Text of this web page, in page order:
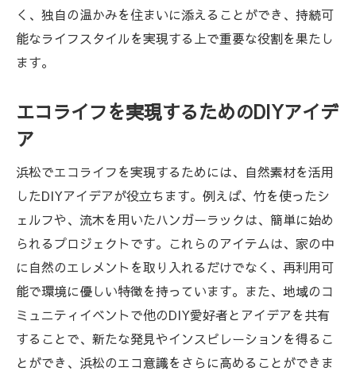
く、独自の温かみを住まいに添えることができ、持続可
能なライフスタイルを実現する上で重要な役割を果たし
ます。
エコライフを実現するためのDIYアイデ
ア
浜松でエコライフを実現するためには、自然素材を活用
したDIYアイデアが役立ちます。例えば、竹を使ったシ
ェルフや、流木を用いたハンガーラックは、簡単に始め
られるプロジェクトです。これらのアイテムは、家の中
に自然のエレメントを取り入れるだけでなく、再利用可
能で環境に優しい特徴を持っています。また、地域のコ
ミュニティイベントで他のDIY愛好者とアイデアを共有
することで、新たな発見やインスピレーションを得るこ
とができ、浜松のエコ意識をさらに高めることができま